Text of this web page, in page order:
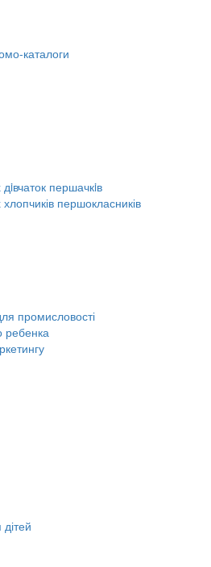
каталоги
першачкiв
першокласників
промисловості
ребенка